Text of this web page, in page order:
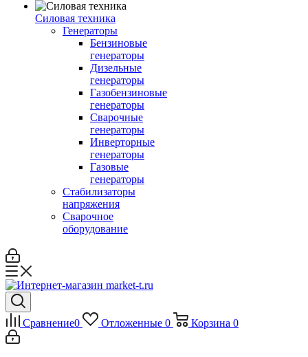
Силовая техника
Генераторы
Бензиновые
генераторы
Дизельные
генераторы
Газобензиновые
генераторы
Сварочные
генераторы
Инверторные
генераторы
Газовые
генераторы
Стабилизаторы
напряжения
Cварочное
оборудование
Сравнение0 Отложенные 0 Корзина 0